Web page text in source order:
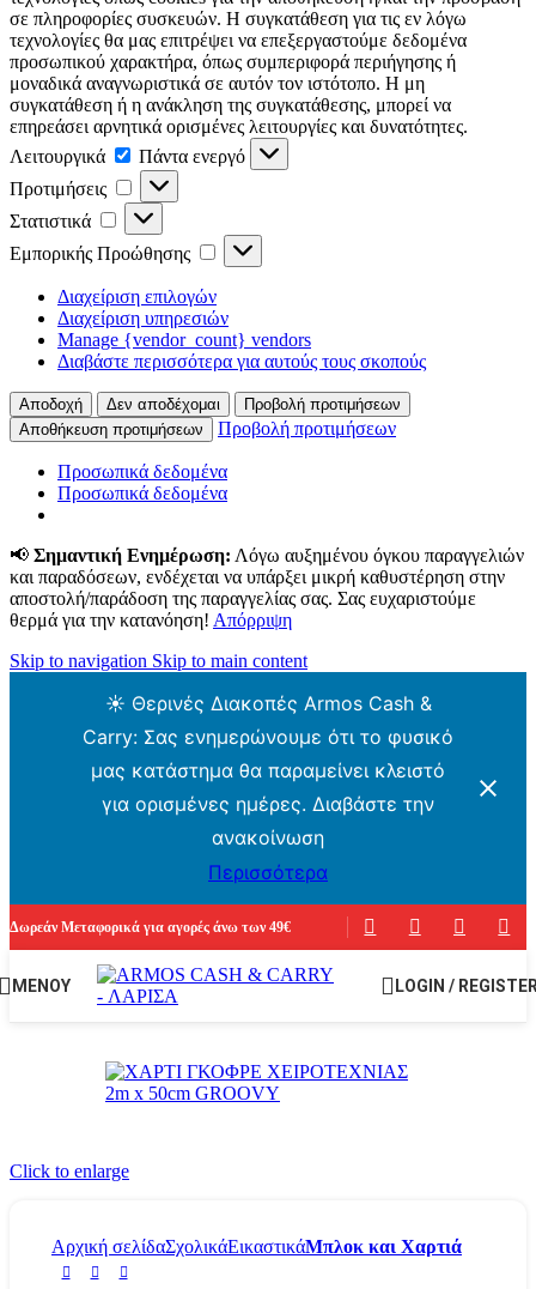
σε πληροφορίες συσκευών. Η συγκατάθεση για τις εν λόγω
τεχνολογίες θα μας επιτρέψει να επεξεργαστούμε δεδομένα
προσωπικού χαρακτήρα, όπως συμπεριφορά περιήγησης ή
μοναδικά αναγνωριστικά σε αυτόν τον ιστότοπο. Η μη
συγκατάθεση ή η ανάκληση της συγκατάθεσης, μπορεί να
επηρεάσει αρνητικά ορισμένες λειτουργίες και δυνατότητες.
Λειτουργικά
Λειτουργικά
Πάντα ενεργό
Προτιμήσεις
Προτιμήσεις
Στατιστικά Στατιστικά
Εμπορικής Προώθησης
Εμπορικής
Προώθησης
Διαχείριση επιλογών
Διαχείριση υπηρεσιών
Manage {vendor_count} vendors
Διαβάστε περισσότερα για αυτούς τους σκοπούς
Αποδοχή Δεν αποδέχομαι
Προβολή προτιμήσεων
Αποθήκευση προτιμήσεων
Προβολή προτιμήσεων
Προσωπικά δεδομένα
Προσωπικά δεδομένα
📢 Σημαντική Ενημέρωση: Λόγω αυξημένου όγκου παραγγελιών
και παραδόσεων, ενδέχεται να υπάρξει μικρή καθυστέρηση στην
αποστολή/παράδοση της παραγγελίας σας. Σας ευχαριστούμε
θερμά για την κατανόηση! Απόρριψη
Skip to navigation Skip to main content
☀️ Θερινές Διακοπές Armos Cash &
Carry: Σας ενημερώνουμε ότι το φυσικό
μας κατάστημα θα παραμείνει κλειστό
για ορισμένες ημέρες. Διαβάστε την
ανακοίνωση
Περισσότερα
Δωρεάν Μεταφορικά για αγορές άνω των 49€
ΜΕΝΟΥ LOGIN /
Click to enlarge
Αρχική σελίδαΣχολικάΕικαστικάΜπλοκ και Χαρτιά